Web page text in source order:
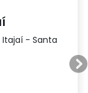
Itajaí - Santa